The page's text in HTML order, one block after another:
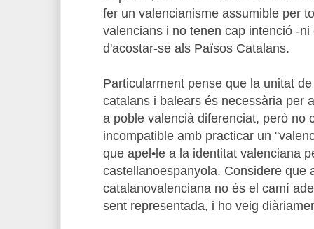
fer un valencianisme assumible per
valencians i no tenen cap intenció -
d'acostar-se als Països Catalans.
Particularment pense que la unitat
catalans i balears és necessària per
a poble valencià diferenciat, però no
incompatible amb practicar un
que apel•le a la identitat valenciana
castellanoespanyola. Considere que
catalanovalenciana no és el camí
sent representada, i ho veig